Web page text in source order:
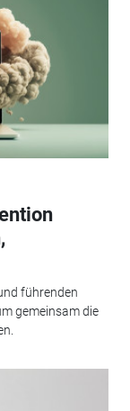
führenden
gemeinsam die